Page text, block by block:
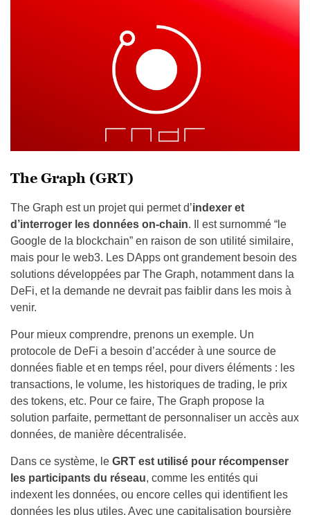
The Graph (GRT)
The Graph est un projet qui permet d’indexer et
d’interroger les données on-chain. Il est surnommé “le
Google de la blockchain” en raison de son utilité similaire,
mais pour le web3. Les DApps ont grandement besoin des
solutions développées par The Graph, notamment dans la
DeFi, et la demande ne devrait pas faiblir dans les mois à
venir.
Pour mieux comprendre, prenons un exemple. Un
protocole de DeFi a besoin d’accéder à une source de
données fiable et en temps réel, pour divers éléments : les
transactions, le volume, les historiques de trading, le prix
des tokens, etc. Pour ce faire, The Graph propose la
solution parfaite, permettant de personnaliser un accès aux
données, de manière décentralisée.
Dans ce système, le GRT est utilisé pour récompenser
les participants du réseau, comme les entités qui
indexent les données, ou encore celles qui identifient les
données les plus utiles. Avec une capitalisation boursière